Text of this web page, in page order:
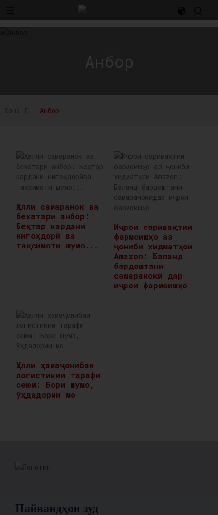
Анбор
Хона Анбор
Ҳалли самаранок ва
бехатари анбор:
Беҳтар кардани
нигоҳдорӣ ва
тақсимоти шумо...
Иҷрои саривақтии
фармоишҳо аз
ҷониби хидматҳои
Amazon: Баланд
бардоштани
самаранокӣ дар
иҷрои фармоишҳо
Ҳалли ҳамаҷонибаи
логистикии тарафи
сеюм: Бори шумо,
ӯҳдадории мо
Пайвандҳои зуд